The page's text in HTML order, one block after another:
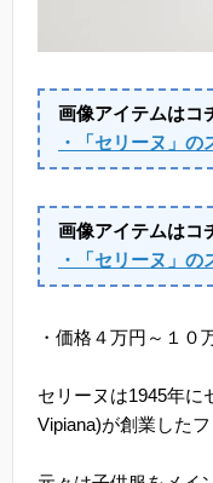
画像アイテムはコ
・「セリーヌ」
画像アイテムはコ
・「セリーヌ」
・価格４万円～１０
セリーヌは1945年に
Vipiana)が創業した